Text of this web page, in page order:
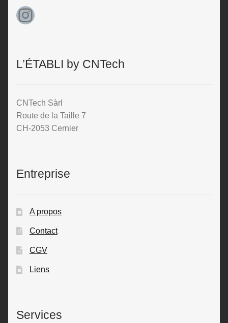
Instagram
L’ÉTABLI by CNTech
CNTech Sàrl
Route de la Taille 7
CH-2053 Cernier
Entreprise
A propos
Contact
CGV
Liens
Services